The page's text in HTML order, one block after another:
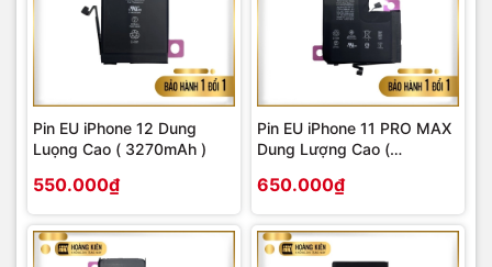
Pin EU iPhone 12 Dung
Luọng Cao ( 3270mAh )
550.000₫
Pin EU iPhone 11 PRO MAX
Dung Lượng Cao (
650.000₫